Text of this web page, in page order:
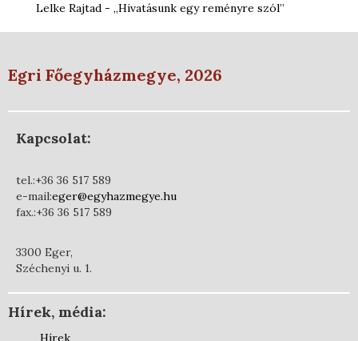
Lelke Rajtad - „Hivatásunk egy reményre szól”
Egri Főegyházmegye, 2026
Kapcsolat:
tel.:+36 36 517 589
e-mail:eger@egyhazmegye.hu
fax.:+36 36 517 589
3300 Eger,
Széchenyi u. 1.
Hírek, média: